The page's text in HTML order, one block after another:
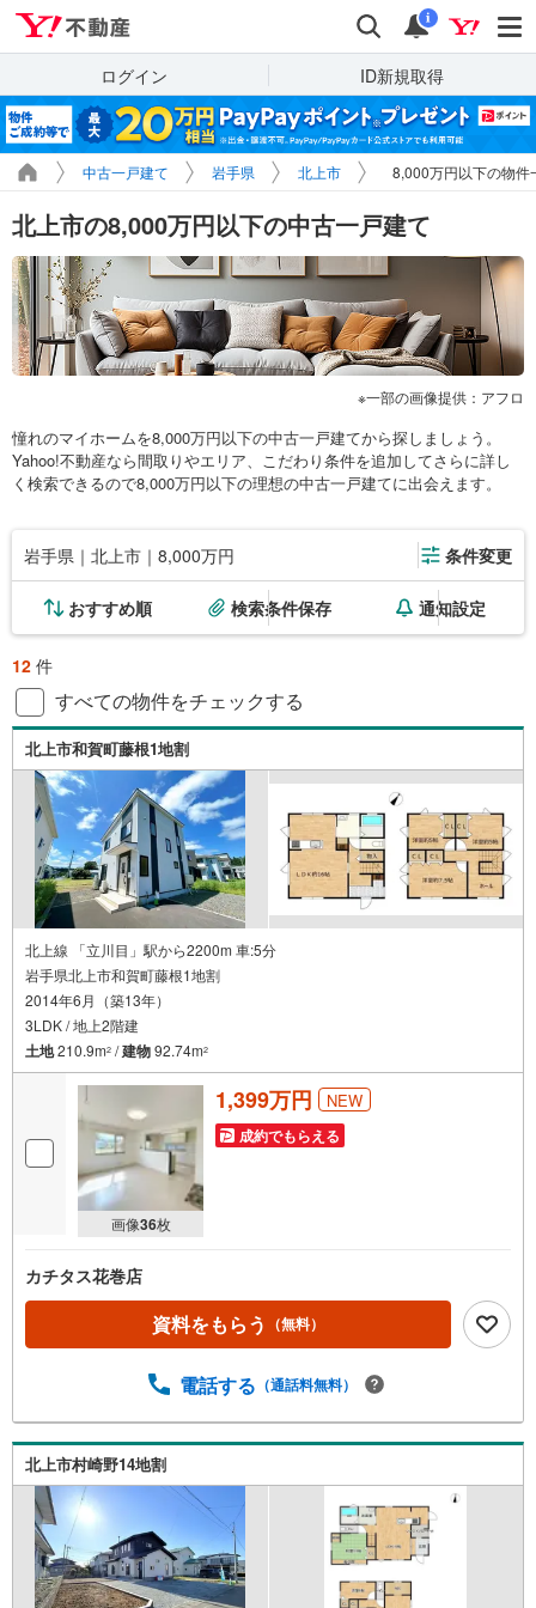
検索 通知
i
ログイン ID新規取得
中古一戸建て 岩手県 北上市 8,000万円以下の物件
北上市の8,000万円以下の中古一戸建て
一部の画像提供：アフロ
憧れのマイホームを8,000万円以下の中古一戸建てから探しましょう。
Yahoo!不動産なら間取りやエリア、こだわり条件を追加してさらに詳し
く検索できるので8,000万円以下の理想の中古一戸建てに出会えます。
岩手県｜北上市｜8,000万円 条件変更
おすすめ順 検索条件保存 通知設定
12 件
すべての物件をチェックする
北上市和賀町藤根1地割
北上線 「立川目」駅から2200m 車:5分
岩手県北上市和賀町藤根1地割
2014年6月（築13年）
3LDK / 地上2階建
土地210.9m2 /建物92.74m2
画像36枚
1,399万円 NEW
成約でもらえる
カチタス花巻店
資料をもらう （無料）
電話する （通話料無料）
北上市村崎野14地割